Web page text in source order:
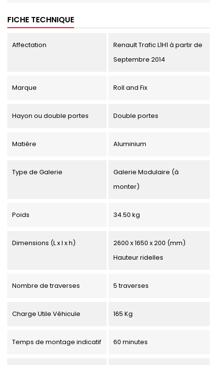
FICHE TECHNIQUE
Affectation
Renault Trafic L1H1 à partir de
Septembre 2014
Marque Roll and Fix
Hayon ou double portes Double portes
Matière Aluminium
Type de Galerie
Galerie Modulaire (à
monter)
Poids 34.50 kg
Dimensions (L x l x h)
2600 x 1650 x 200 (mm)
Hauteur ridelles
Nombre de traverses 5 traverses
Charge Utile Véhicule 165 Kg
Temps de montage indicatif 60 minutes